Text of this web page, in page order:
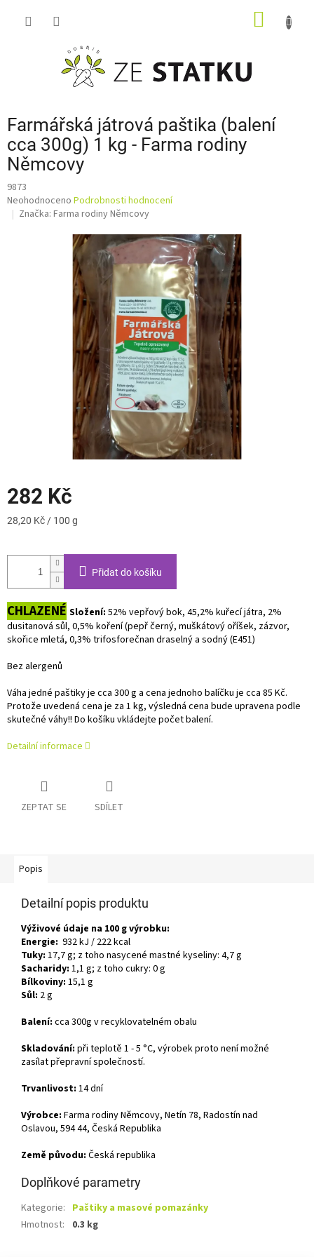
Farmářská játrová paštika (balení
cca 300g) 1 kg - Farma rodiny
Němcovy
9873
Průměrné
hodnocení
Neohodnoceno Podrobnosti hodnocení
Značka: Farma rodiny Němcovy
282 Kč
Měrná
28,20 Kč / 100 g
Přidat do košíku
CHLAZENÉ Složení: 52% vepřový bok, 45,2% kuřecí játra, 2%
dusitanová sůl, 0,5% koření (pepř černý, muškátový oříšek, zázvor,
skořice mletá, 0,3% trifosforečnan draselný a sodný (E451)
Bez alergenů
Váha jedné paštiky je cca 300 g a cena jednoho balíčku je cca 85 Kč.
Protože uvedená cena je za 1 kg, výsledná cena bude upravena podle
skutečné váhy!! Do košíku vkládejte počet balení.
Detailní informace
ZEPTAT SE SDÍLET
Popis
Detailní popis produktu
Výživové údaje na 100 g výrobku:
Energie: 932 kJ / 222 kcal
Tuky: 17,7 g; z toho nasycené mastné kyseliny: 4,7 g
Sacharidy: 1,1 g; z toho cukry: 0 g
Bílkoviny: 15,1 g
Sůl: 2 g
Balení: cca 300g v recyklovatelném obalu
Skladování: při teplotě 1 - 5 °C, výrobek proto není možné
zasílat přepravní společností.
Trvanlivost: 14 dní
Výrobce: Farma rodiny Němcovy, Netín 78, Radostín nad
Oslavou, 594 44, Česká Republika
Země původu: Česká republika
Doplňkové parametry
Kategorie: Paštiky a masové pomazánky
Hmotnost: 0.3 kg